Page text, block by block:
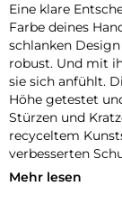
Eine klare
Farbe deines
schlanken
robust. Und mit
sie sich anfühlt.
Höhe getestet
Stürzen und
recyceltem
verbesserten
DARE TO CARE:
Mehr lesen